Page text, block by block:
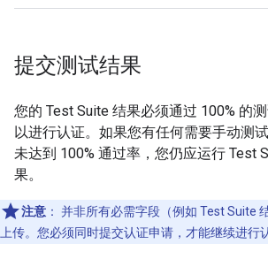
提交测试结果
您的 Test Suite 结果必须通过 100% 的
以进行认证。如果您有任何需要手动测
未达到 100% 通过率，您仍应运行 Test
果。
注意 ： 并非所有必需字段（例如 Test Suite
上传。您必须同时提交认证申请，才能继续进行